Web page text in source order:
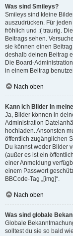
Was sind Smileys?
Smileys sind kleine
auszudrücken. Für
fröhlich und :( traurig.
Beitrags sehen.
sie können einen
deshalb deinen Beitrag
Die Board-
in einem Beitrag
Nach oben
Kann ich Bilder in
Ja, Bilder können in
Administration
hochladen. Ansonsten
öffentlich zugänglichen
Du kannst weder Bilder
(außer es ist ein
einer Anmeldung
einem Passwort
BBCode-Tag „[img]“.
Nach oben
Was sind globale
Globale
solltest du sie so bald